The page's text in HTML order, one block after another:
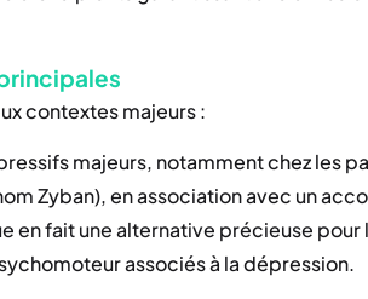
contextes majeurs :
majeurs, notamment chez les
Zyban), en association avec un
en fait une alternative précieuse
associés à la dépression.